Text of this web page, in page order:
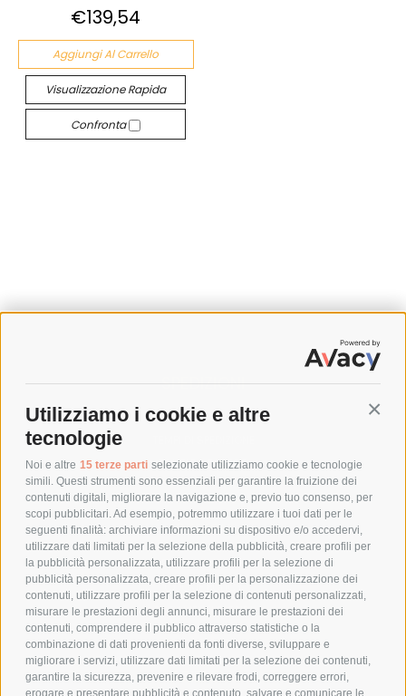
Utilizziamo i cookie e altre
tecnologie
Noi e altre 15 terze parti selezionate utilizziamo cookie e tecnologie
simili. Questi strumenti sono essenziali per garantire la fruizione dei
contenuti digitali, migliorare la navigazione e, previo tuo consenso, per
scopi pubblicitari. Ad esempio, potremmo utilizzare i tuoi dati per le
seguenti finalità: archiviare informazioni su dispositivo e/o accedervi,
utilizzare dati limitati per la selezione della pubblicità, creare profili per
la pubblicità personalizzata, utilizzare profili per la selezione di
pubblicità personalizzata, creare profili per la personalizzazione dei
contenuti, utilizzare profili per la selezione di contenuti personalizzati,
misurare le prestazioni degli annunci, misurare le prestazioni dei
contenuti, comprendere il pubblico attraverso statistiche o la
combinazione di dati provenienti da fonti diverse, sviluppare e
migliorare i servizi, utilizzare dati limitati per la selezione dei contenuti,
garantire la sicurezza, prevenire e rilevare frodi, correggere errori,
€139,54
Aggiungi Al Carrello
Visualizzazione Rapida
Confronta
SPEDIZIONI
COSTI DI SPEDIZIONE
POLITICA DI RESO
POLICY
PRIVACY POLICY
COOKIE POLICY
PAGAMENTI SICURI
AZIENDA